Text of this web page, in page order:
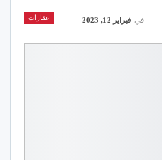
عقارات في فبراير 12, 2023